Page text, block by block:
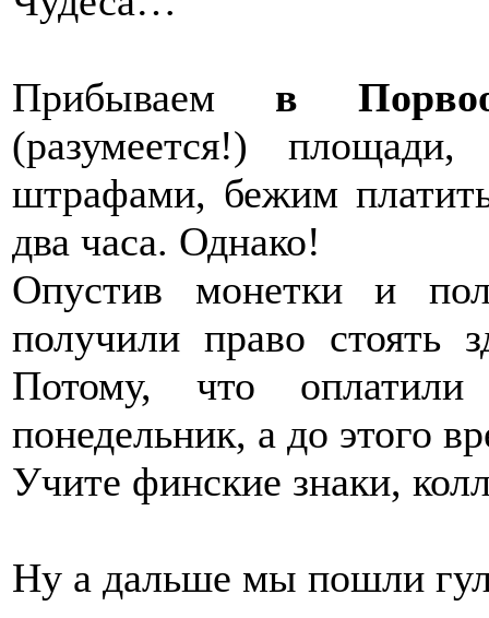
Прибываем в
(разумеется!)
штрафами, бежим
два часа. Однако!
Опустив монетки и
получили право стоять
Потому, что
понедельник, а до этого
Учите финские знаки,
Ну а дальше мы пошли